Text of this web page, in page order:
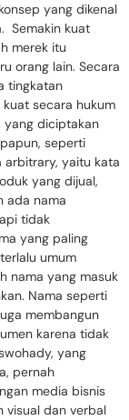
yang dikenal
Semakin kuat
merek itu
orang lain. Secara
tingkatan
secara hukum
yang diciptakan
seperti
arbitrary, yaitu kata
yang dijual,
ada nama
tidak
yang paling
umum
nama yang masuk
Nama seperti
membangun
karena tidak
yang
pernah
media bisnis
visual dan verbal